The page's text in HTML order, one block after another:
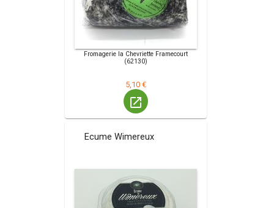
Fromagerie la Chevriette Framecourt
(62130)
5,10 €
launch
Ecume Wimereux